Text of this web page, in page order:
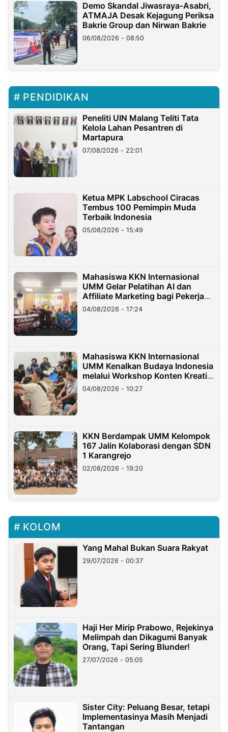
Demo Skandal Jiwasraya-Asabri,
ATMAJA Desak Kejagung Periksa
Bakrie Group dan Nirwan Bakrie
06/08/2026 - 08:50
PENDIDIKAN
Peneliti UIN Malang Teliti Tata
Kelola Lahan Pesantren di
Martapura
07/08/2026 - 22:01
Ketua MPK Labschool Ciracas
Tembus 100 Pemimpin Muda
Terbaik Indonesia
05/08/2026 - 15:49
Mahasiswa KKN Internasional
UMM Gelar Pelatihan AI dan
Affiliate Marketing bagi Pekerja
Migran Indonesia di Taiwan
04/08/2026 - 17:24
Mahasiswa KKN Internasional
UMM Kenalkan Budaya Indonesia
melalui Workshop Konten Kreatif
di Taiwan
04/08/2026 - 10:27
KKN Berdampak UMM Kelompok
167 Jalin Kolaborasi dengan SDN
1 Karangrejo
02/08/2026 - 19:20
KOLOM
Yang Mahal Bukan Suara Rakyat
29/07/2026 - 00:37
Haji Her Mirip Prabowo, Rejekinya
Melimpah dan Dikagumi Banyak
Orang, Tapi Sering Blunder!
27/07/2026 - 05:05
Sister City: Peluang Besar, tetapi
Implementasinya Masih Menjadi
Tantangan